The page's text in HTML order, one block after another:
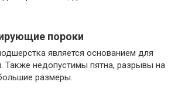
пороки
является основанием для
Также недопустимы пятна, разрывы на
размеры.